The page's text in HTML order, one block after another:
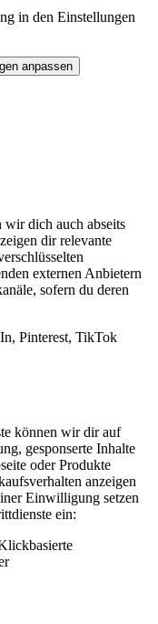
in den Einstellungen
anpassen
dich auch abseits
dir relevante
externen Anbietern
sofern du deren
Pinterest, TikTok
können wir dir auf
gesponserte Inhalte
oder Produkte
anzeigen
Einwilligung setzen
ein: